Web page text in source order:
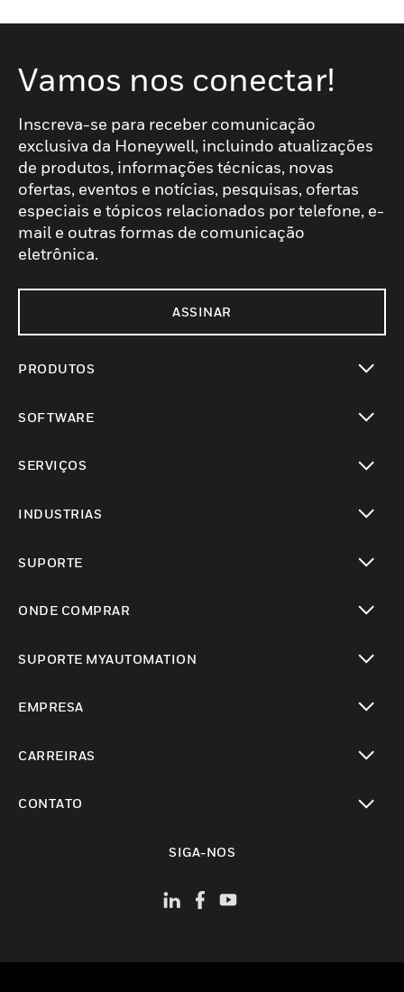
Vamos nos conectar!
Inscreva-se para receber comunicação
exclusiva da Honeywell, incluindo atualizações
de produtos, informações técnicas, novas
ofertas, eventos e notícias, pesquisas, ofertas
especiais e tópicos relacionados por telefone, e-
mail e outras formas de comunicação
eletrônica.
ASSINAR
PRODUTOS
SOFTWARE
SERVIÇOS
INDUSTRIAS
SUPORTE
ONDE COMPRAR
SUPORTE MYAUTOMATION
EMPRESA
CARREIRAS
CONTATO
SIGA-NOS